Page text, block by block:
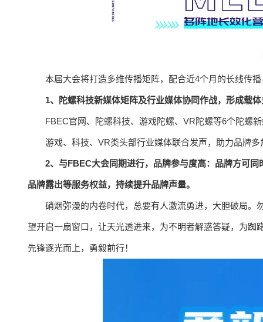
本届大会将打造多维传播矩阵，配合近4个月的长线传
1、陀螺科技新媒体矩阵及行业媒体协同作战，形成载
FBEC官网、陀螺科技、游戏陀螺、VR陀螺等6个陀螺
游戏、科技、VR类头部行业媒体联合发声，助力品牌多
2、与FBEC大会同期进行，品牌参与度高：品牌方可
品牌露出等服务权益，持续提升品牌声量。
硝烟弥漫的内卷时代，总要有人激流勇进，大胆破局
望开启一扇窗口，让天光透进来，为不明者解惑答疑，为
先锋逐光而上，勇毅前行！